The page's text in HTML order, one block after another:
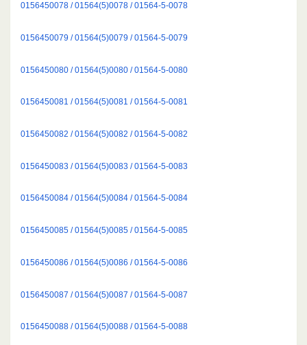
0156450078 / 01564(5)0078 / 01564-5-0078
0156450079 / 01564(5)0079 / 01564-5-0079
0156450080 / 01564(5)0080 / 01564-5-0080
0156450081 / 01564(5)0081 / 01564-5-0081
0156450082 / 01564(5)0082 / 01564-5-0082
0156450083 / 01564(5)0083 / 01564-5-0083
0156450084 / 01564(5)0084 / 01564-5-0084
0156450085 / 01564(5)0085 / 01564-5-0085
0156450086 / 01564(5)0086 / 01564-5-0086
0156450087 / 01564(5)0087 / 01564-5-0087
0156450088 / 01564(5)0088 / 01564-5-0088